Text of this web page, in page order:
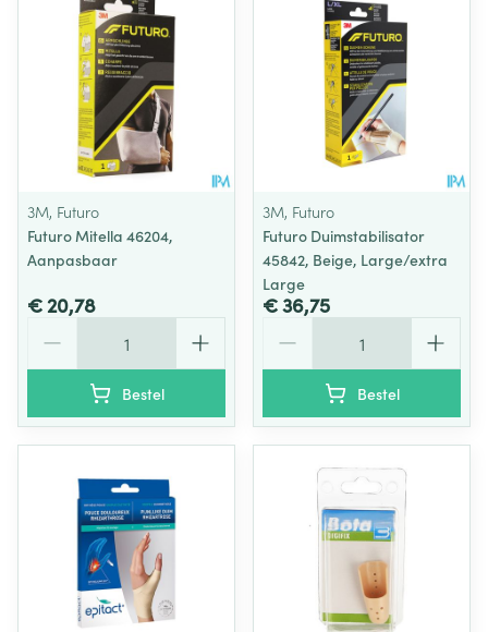
3M, Futuro
Futuro Mitella 46204,
Aanpasbaar
€ 20,78
Bestel
3M, Futuro
Futuro Duimstabilisator
45842, Beige, Large/extra
Large
€ 36,75
Bestel